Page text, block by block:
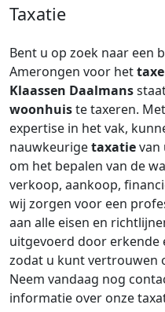
Taxatie
Bent u op zoek naar een
Amerongen voor het
Klaassen Daalmans
woonhuiste taxeren.
expertise in het vak,
nauwkeurigetaxatievan
om het bepalen van de
verkoop, aankoop,
wij zorgen voor een
aan alle eisen en
uitgevoerd door erkende
zodat u kunt vertrouwen
Neem vandaag nog
informatie over onze